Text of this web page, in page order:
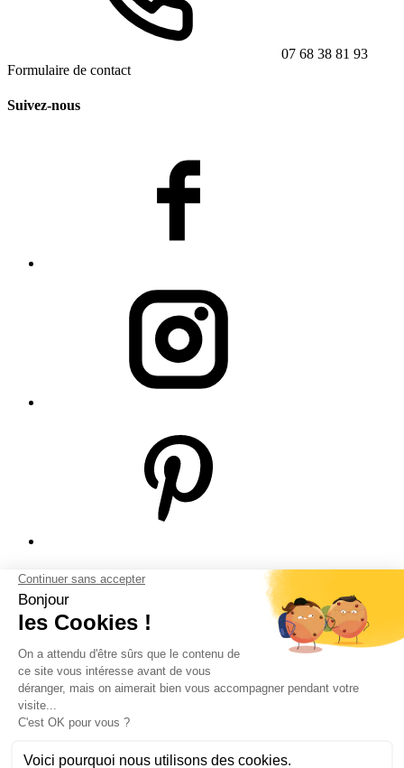
07 68 38 81 93
Formulaire de contact
Suivez-nous
© Bodeor 2026